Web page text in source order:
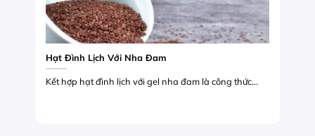
Hạt Đình Lịch Với Nha Đam
Kết hợp hạt đình lịch với gel nha đam là công thức...